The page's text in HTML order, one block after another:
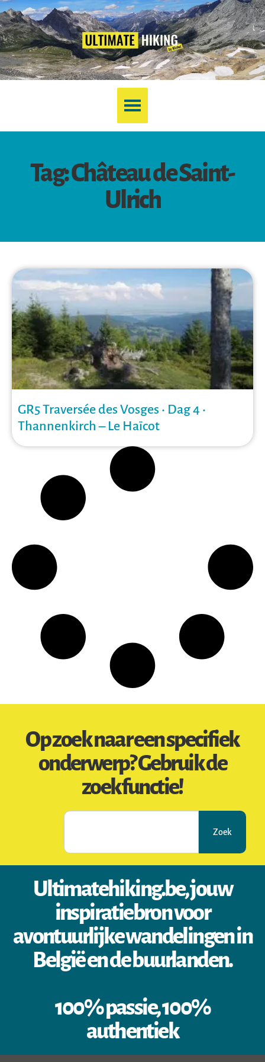
Tag: Château de Saint-
Ulrich
GR5 Traversée des Vosges • Dag 4 •
Thannenkirch – Le Haïcot
Op zoek naar een specifiek
onderwerp? Gebruik de
zoekfunctie!
Zoek
Ultimatehiking.be, jouw
inspiratiebron voor
avontuurlijke wandelingen in
België en de buurlanden.
100% passie, 100%
authentiek